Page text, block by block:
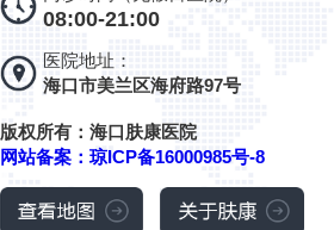
08:00-21:00
医院地址：
海口市美兰区海府路97号
版权所有：海口肤康医院
网站备案：琼ICP备16000985号-8